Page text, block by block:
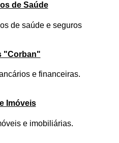
de Saúde
de saúde e seguros
"Corban"
e financeiras.
Imóveis
e imobiliárias.